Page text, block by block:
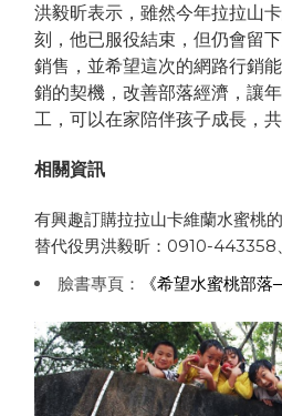
洪毅昕表示，雖然今年拉拉山
刻，他已服役結束，但仍會留
銷售，並希望這次的網路行銷
銷的契機，改善部落經濟，讓
工，可以在家陪伴孩子成長，共
相關資訊
有興趣訂購拉拉山卡維蘭水蜜桃
替代役男洪毅昕：0910-443358
臉書專頁：
《希望水蜜桃部落